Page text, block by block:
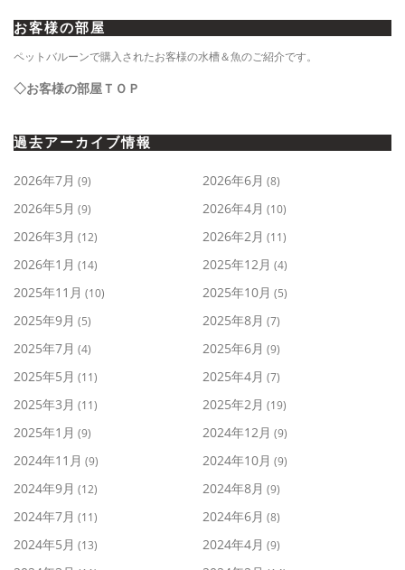
お客様の部屋
ペットバルーンで購入されたお客様の水槽＆魚のご紹介です。
◇お客様の部屋ＴＯＰ
過去アーカイブ情報
2026年7月 (9) 2026年6月 (8)
2026年5月 (9) 2026年4月 (10)
2026年3月 (12) 2026年2月 (11)
2026年1月 (14) 2025年12月 (4)
2025年11月 (10) 2025年10月 (5)
2025年9月 (5) 2025年8月 (7)
2025年7月 (4) 2025年6月 (9)
2025年5月 (11) 2025年4月 (7)
2025年3月 (11) 2025年2月 (19)
2025年1月 (9) 2024年12月 (9)
2024年11月 (9) 2024年10月 (9)
2024年9月 (12) 2024年8月 (9)
2024年7月 (11) 2024年6月 (8)
2024年5月 (13) 2024年4月 (9)